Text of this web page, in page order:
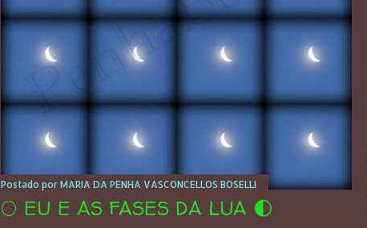
Postado por MARIA DA PENHA VASCONCELLOS BOSELLI
🌕 EU E AS FASES DA LUA 🌓